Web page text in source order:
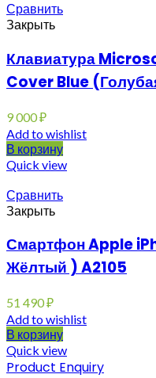
Сравнить
Закрыть
Клавиатура
Cover Blue
9 000₽
Add to wishlist
В корзину
Quick view
Сравнить
Закрыть
Смартфон Apple
Жёлтый ) A2105
51 490₽
Add to wishlist
В корзину
Quick view
Product Enquiry